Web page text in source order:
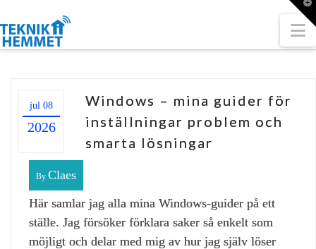
jul 08
2026
Windows – mina guider för
inställningar problem och
smarta lösningar
By Claes
Här samlar jag alla mina Windows‑guider på ett
ställe. Jag försöker förklara saker så enkelt som
möjligt och delar med mig av hur jag själv löser